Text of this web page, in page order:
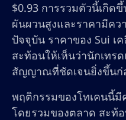
$0.93 การรวมตัวนี้เกิด
ผันผวนสูงและราคามีคว
ปัจจุบัน ราคาของ Sui เ
สะท้อนให้เห็นว่านักเทร
สัญญาณที่ชัดเจนยิ่งขึ้นก่
พฤติกรรมของโทเคนนี้มี
โดยรวมของตลาด สะท้